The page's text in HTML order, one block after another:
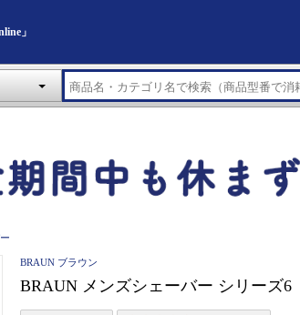
」
BRAUN ブラウン
BRAUN メンズシェーバー シリーズ